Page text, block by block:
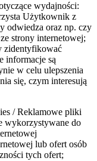
wydajności:
Użytkownik z
odwiedza oraz np. czy
strony internetowej;
zidentyfikować
informacje są
w celu ulepszenia
się, czym interesują
/ Reklamowe pliki
wykorzystywane do
lub ofert osób
tych ofert;